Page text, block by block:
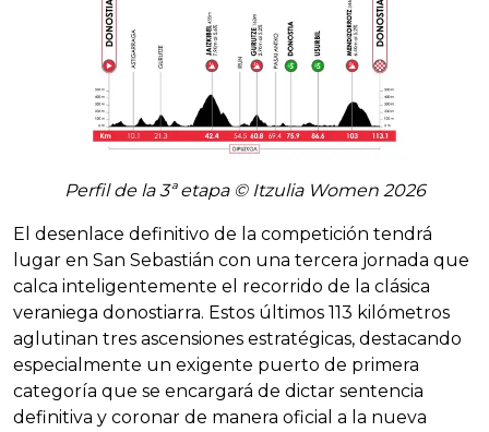
Perfil de la 3ª etapa © Itzulia Women 2026
El desenlace definitivo de la competición tendrá
lugar en San Sebastián con una tercera jornada que
calca inteligentemente el recorrido de la clásica
veraniega donostiarra. Estos últimos 113 kilómetros
aglutinan tres ascensiones estratégicas, destacando
especialmente un exigente puerto de primera
categoría que se encargará de dictar sentencia
definitiva y coronar de manera oficial a la nueva